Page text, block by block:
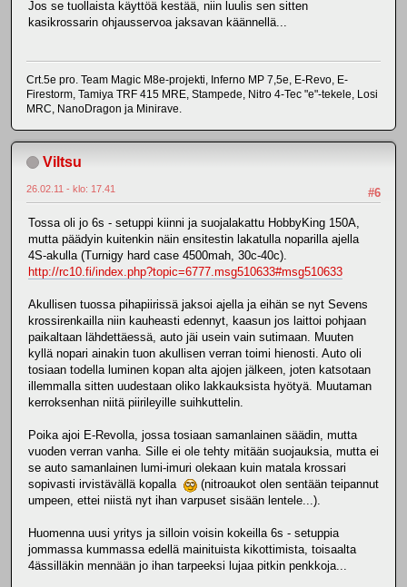
Jos se tuollaista käyttöä kestää, niin luulis sen sitten
kasikrossarin ohjausservoa jaksavan käännellä...
Crt.5e pro. Team Magic M8e-projekti, Inferno MP 7,5e, E-Revo, E-
Firestorm, Tamiya TRF 415 MRE, Stampede, Nitro 4-Tec "e"-tekele, Losi
MRC, NanoDragon ja Minirave.
Viltsu
#6
26.02.11 - klo: 17.41
Tossa oli jo 6s - setuppi kiinni ja suojalakattu HobbyKing 150A,
mutta päädyin kuitenkin näin ensitestin lakatulla noparilla ajella
4S-akulla (Turnigy hard case 4500mah, 30c-40c).
http://rc10.fi/index.php?topic=6777.msg510633#msg510633
Akullisen tuossa pihapiirissä jaksoi ajella ja eihän se nyt Sevens
krossirenkailla niin kauheasti edennyt, kaasun jos laittoi pohjaan
paikaltaan lähdettäessä, auto jäi usein vain sutimaan. Muuten
kyllä nopari ainakin tuon akullisen verran toimi hienosti. Auto oli
tosiaan todella luminen kopan alta ajojen jälkeen, joten katsotaan
illemmalla sitten uudestaan oliko lakkauksista hyötyä. Muutaman
kerroksenhan niitä piirileyille suihkuttelin.
Poika ajoi E-Revolla, jossa tosiaan samanlainen säädin, mutta
vuoden verran vanha. Sille ei ole tehty mitään suojauksia, mutta ei
se auto samanlainen lumi-imuri olekaan kuin matala krossari
sopivasti irvistävällä kopalla
(nitroaukot olen sentään teipannut
umpeen, ettei niistä nyt ihan varpuset sisään lentele...).
Huomenna uusi yritys ja silloin voisin kokeilla 6s - setuppia
jommassa kummassa edellä mainituista kikottimista, toisaalta
4ässilläkin mennään jo ihan tarpeeksi lujaa pitkin penkkoja...